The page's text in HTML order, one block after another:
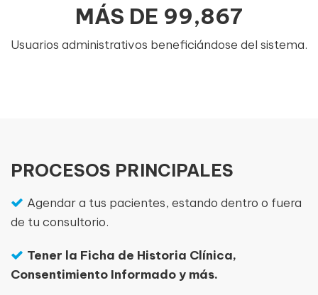
MÁS DE 99,867
Usuarios administrativos beneficiándose del sistema.
PROCESOS PRINCIPALES
Agendar a tus pacientes, estando dentro o fuera
de tu consultorio.
Tener la Ficha de Historia Clínica,
Consentimiento Informado y más.